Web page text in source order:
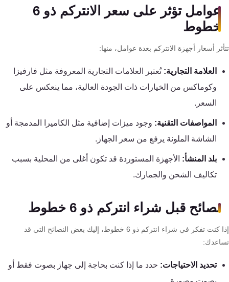
عوامل تؤثر على سعر الانتركم ذو 6
خطوط
أسعار أجهزة الانتركم بعدة عوامل، منها:
العلامة التجارية:تُعتبر العلامات التجارية المعروفة مثل فارفيزا
وكوماكس من الخيارات ذات الجودة العالية، مما ينعكس على
السعر.
المواصفات التقنية:وجود ميزات إضافية مثل الكاميرا المدمجة أو
الشاشة الملونة يرفع من سعر الجهاز.
بلد المنشأ:الأجهزة المستوردة قد تكون أغلى من المحلية بسبب
تكاليف الشحن والجمارك.
نصائح قبل شراء انتركم ذو 6 خطوط
إذا كنت تفكر في شراء انتركم ذو 6 خطوط، إليك بعض النصائح التي قد
تحديد الاحتياجات:حدد ما إذا كنت بحاجة إلى جهاز بصوت فقط أو
السرقة
أنظمة
الحريق
أكسيس
كنترول